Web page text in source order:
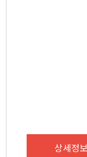
상세정